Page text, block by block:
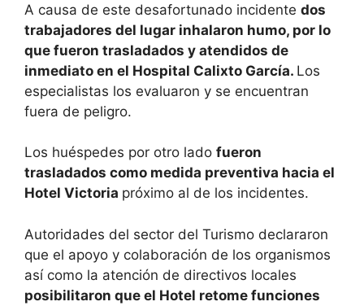
A causa de este desafortunado incidente dos
trabajadores del lugar inhalaron humo, por lo
que fueron trasladados y atendidos de
inmediato en el Hospital Calixto García. Los
especialistas los evaluaron y se encuentran
fuera de peligro.
Los huéspedes por otro lado fueron
trasladados como medida preventiva hacia el
Hotel Victoria próximo al de los incidentes.
Autoridades del sector del Turismo declararon
que el apoyo y colaboración de los organismos
así como la atención de directivos locales
posibilitaron que el Hotel retome funciones